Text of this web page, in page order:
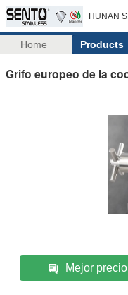
HUNAN
Home Products
Grifo europeo de la
Mejor precio